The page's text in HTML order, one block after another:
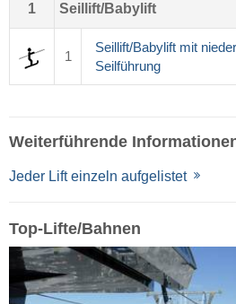
1 Seillift/Babylift
1
Seillift/Babylift mit
Seilführung
Weiterführende
Jeder Lift einzeln aufgelistet
Top-Lifte/Bahnen